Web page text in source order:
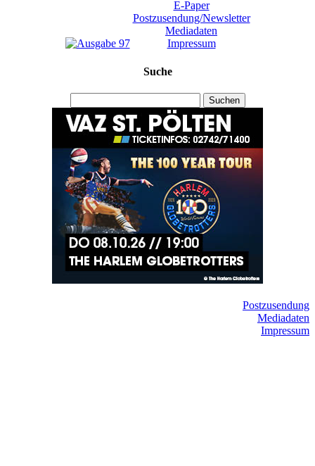
E-Paper
Postzusendung/Newsletter
Mediadaten
Impressum
Suche
Suchen
Postzusendung
Mediadaten
Impressum